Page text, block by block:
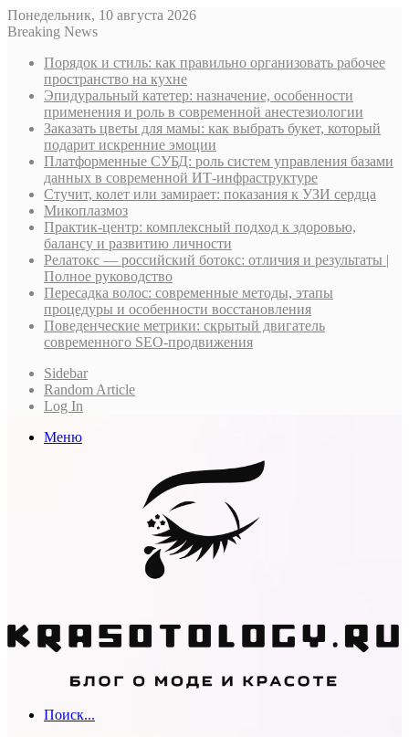
Понедельник, 10 августа 2026
Breaking News
Порядок и стиль: как правильно организовать рабочее
пространство на кухне
Эпидуральный катетер: назначение, особенности
применения и роль в современной анестезиологии
Заказать цветы для мамы: как выбрать букет, который
подарит искренние эмоции
Платформенные СУБД: роль систем управления базами
данных в современной ИТ-инфраструктуре
Стучит, колет или замирает: показания к УЗИ сердца
Микоплазмоз
Практик-центр: комплексный подход к здоровью,
балансу и развитию личности
Релатокс — российский ботокс: отличия и результаты |
Полное руководство
Пересадка волос: современные методы, этапы
процедуры и особенности восстановления
Поведенческие метрики: скрытый двигатель
современного SEO-продвижения
Sidebar
Random Article
Log In
Меню
Поиск...